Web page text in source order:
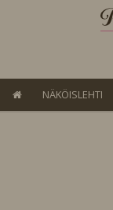
NÄKÖISLEHTI